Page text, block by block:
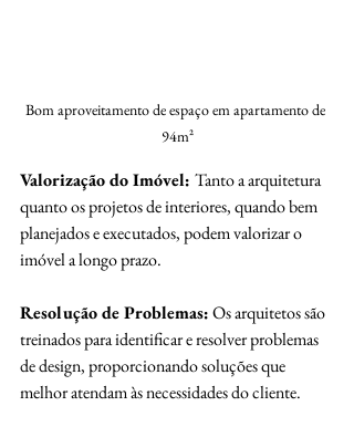
Bom aproveitamento de espaço em apartamento de
94m²
Valorização do Imóvel: Tanto a arquitetura
quanto os projetos de interiores, quando bem
planejados e executados, podem valorizar o
imóvel a longo prazo.
Resolução de Problemas: Os arquitetos são
treinados para identificar e resolver problemas
de design, proporcionando soluções que
melhor atendam às necessidades do cliente.